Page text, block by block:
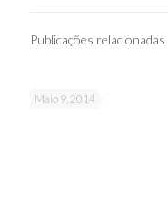
Publicações relacionadas
Maio 9, 2014